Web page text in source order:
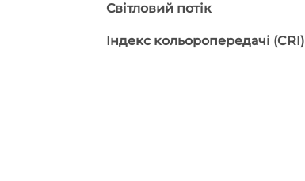
Світловий потік
Індекс кольоропередачі (CRI)